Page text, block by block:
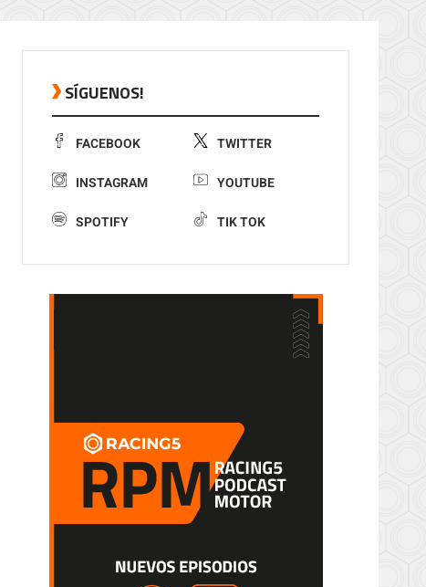
SÍGUENOS!
FACEBOOK TWITTER
INSTAGRAM YOUTUBE
SPOTIFY TIK TOK